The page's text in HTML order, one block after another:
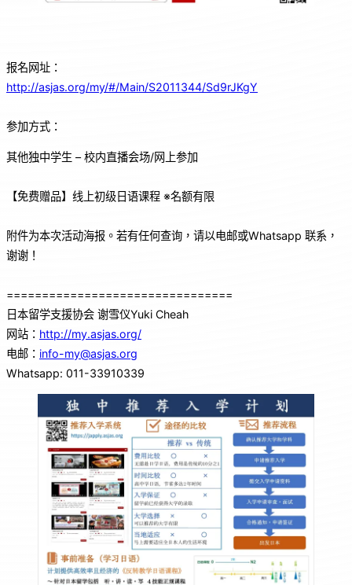
报名网址：
http://asjas.org/my/#/Main/S2011344/Sd9rJKgY
参加方式：
其他独中学生 – 校内直播会场/网上参加
【免费赠品】线上初级日语课程 ※名额有限
附件为本次活动海报。若有任何查询，请以电邮或Whatsapp 联系，
谢谢！
================================
日本留学支援协会 谢雪仪Yuki Cheah
网站： http://my.asjas.org/
电邮： info-my@asjas.org
Whatsapp: 011-33910339